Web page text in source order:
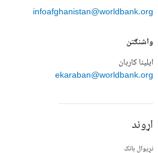
infoafghanistan@worldbank.org
واشنګتن
ایلینا کاربان
ekaraban@worldbank.org
اړوند
نړیوال بانک